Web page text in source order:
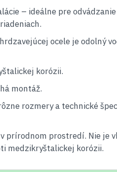
– ideálne pre odvádzanie
ocele je odolný
korózii.
montáž.
rozmery a technické
prírodnom prostredí. Nie je
medzikryštalickej korózii.